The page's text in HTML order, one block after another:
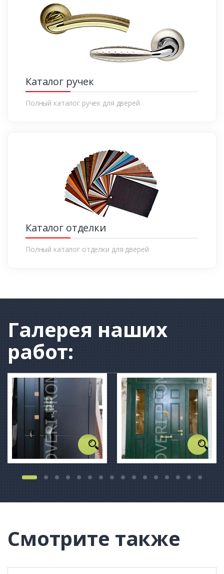
Каталог ручек
Полный каталог ручек для дверей
Каталог отделки
Полный каталог отделки для дверей
Галерея наших
работ:
Смотрите также